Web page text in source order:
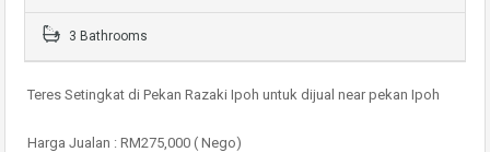
3 Bathrooms
Teres Setingkat di Pekan Razaki Ipoh untuk dijual near pekan Ipoh
Harga Jualan : RM275,000 ( Nego)